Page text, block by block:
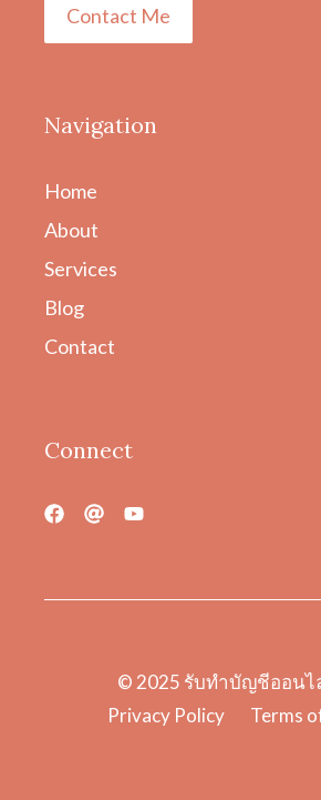
Contact Me
Navigation
Home
About
Services
Blog
Contact
Connect
© 2025 รับทําบัญชีออนไ
Privacy Policy
Terms